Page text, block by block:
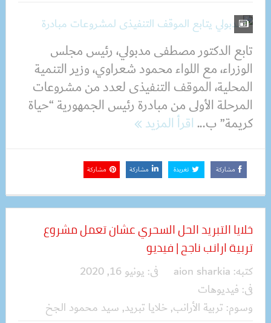
تابع الدكتور مصطفى مدبولي، رئيس مجلس
الوزراء، مع اللواء محمود شعراوي، وزير التنمية
المحلية، الموقف التنفيذى لعدد من مشروعات
المرحلة الأولى من مبادرة رئيس الجمهورية “حياة
كريمة” ب...اقرأ المزيد
مشاركة تغريدة مشاركة مشاركة
خلايا التبريد الحل السحري عشان تعمل مشروع
تربية ارانب ناجح | فيديو
كتبه: aion sharkia فى: يونيو 16, 2020
فى: فيديوهات
وسوم: تربية الأرانب, خلايا تبريد, سيد محمود الجخ